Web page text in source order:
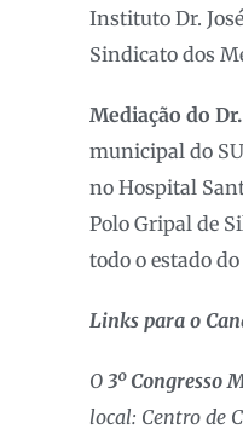
Instituto Dr.
Sindicato dos
Mediação do
municipal do
no Hospital
Polo Gripal de
todo o estado
Links para o
O 3º Congresso
local: Centro de